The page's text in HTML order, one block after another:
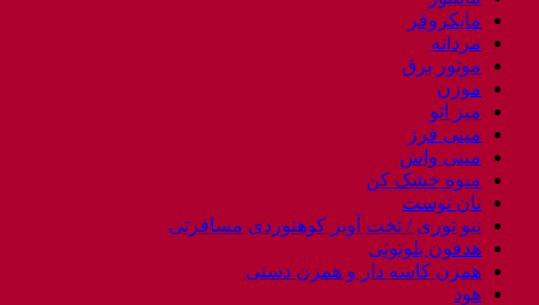
مایکروفر
مردانه
موتور برق
موزن
میز اتو
مینی فرز
مینی واش
میوه خشک کن
نان توست
ننو توری / تخت آویز کوهنوردی مسافرتی
هدفون بلوتوثی
همزن کاسه دار و همزن دستی
هود